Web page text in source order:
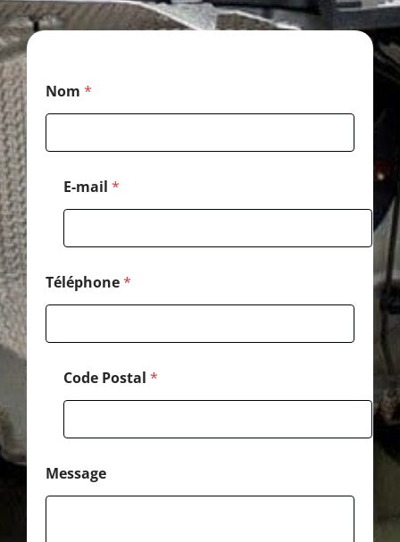
Nom *
E-mail *
Téléphone*
Code Postal *
*
é
l
h
e
Message